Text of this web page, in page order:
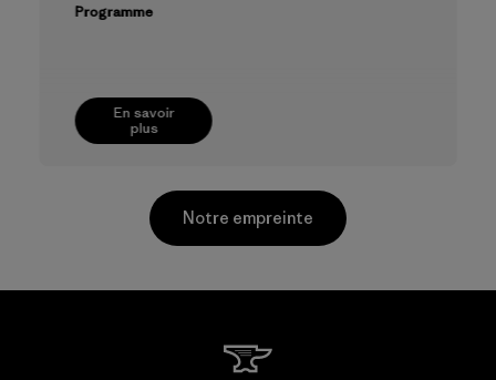
En savoir
plus
Programme
Notre empreinte